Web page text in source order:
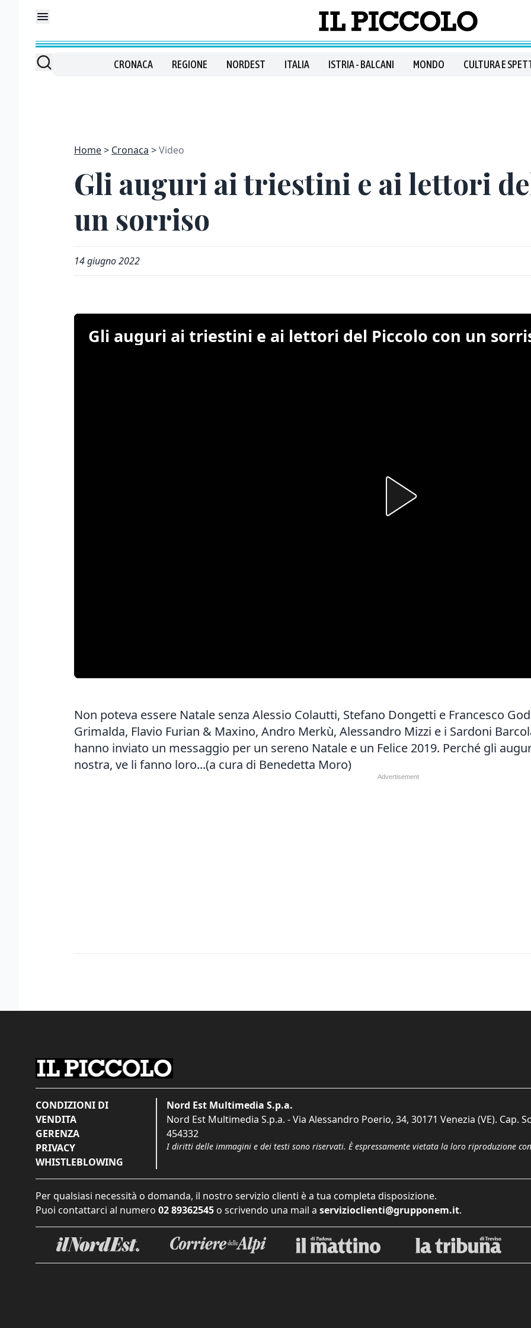
CRONACA REGIONE NORDEST ITALIA ISTRIA - BALCANI MONDO CULTURA E
Home Cronaca Video
Gli auguri ai triestini e ai lettori
un sorriso
14 giugno 2022
Gli auguri ai triestini e ai lettori del Piccolo con un
Non poteva essere Natale senza Alessio Colautti, Stefano Dongetti e Francesco
Grimalda, Flavio Furian & Maxino, Andro Merkù, Alessandro Mizzi e i Sardoni
hanno inviato un messaggio per un sereno Natale e un Felice 2019. Perché gli
nostra, ve li fanno loro...(a cura di Benedetta Moro)
CONDIZIONI DI
VENDITA
GERENZA
PRIVACY
WHISTLEBLOWING
Nord Est Multimedia S.p.a.
Nord Est Multimedia S.p.a. - Via Alessandro Poerio, 34, 30171 Venezia (VE). Cap.
454332
I diritti delle immagini e dei testi sono riservati. È espressamente vietata la loro riproduzione
Per qualsiasi necessità o domanda, il nostro servizio clienti è a tua completa disposizione.
Puoi contattarci al numero 02 89362545 o scrivendo una mail a servizioclienti@grupponem.it.